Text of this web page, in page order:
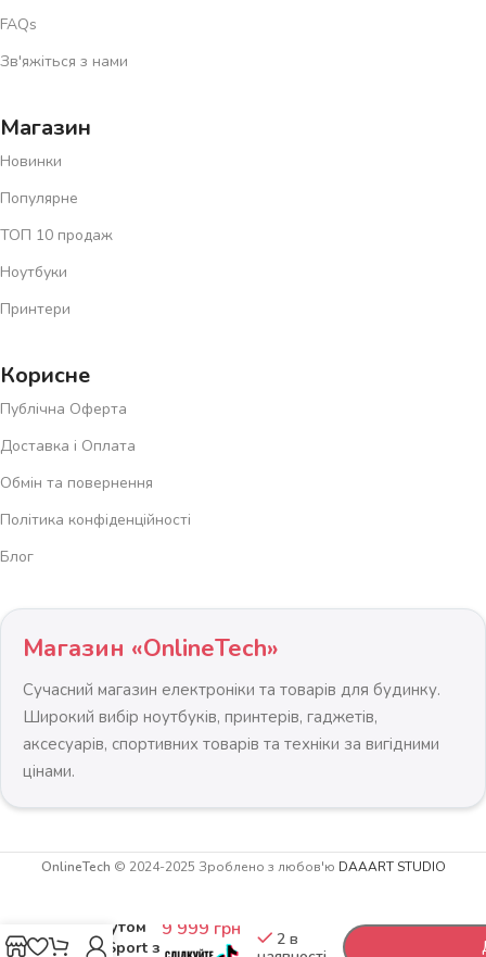
FAQs
Зв'яжіться з нами
Магазин
Новинки
Популярне
ТОП 10 продаж
Ноутбуки
Принтери
Корисне
Публічна Оферта
Доставка і Оплата
Обмін та повернення
Політика конфіденційності
Блог
Магазин «OnlineTech»
Сучасний магазин електроніки та товарів для будинку.
Широкий вибір ноутбуків, принтерів, гаджетів,
аксесуарів, спортивних товарів та техніки за вигідними
цінами.
OnlineTech © 2024-2025 Зроблено з любов'ю DAAART STUDIO
з батутом
Neo-Sport з
9 999 грн
2 в